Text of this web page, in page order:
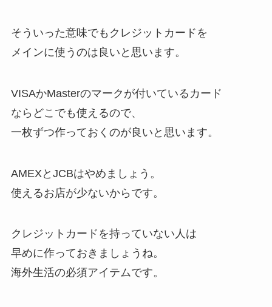
そういった意味でもクレジットカードを
メインに使うのは良いと思います。
VISAかMasterのマークが付いているカード
ならどこでも使えるので、
一枚ずつ作っておくのが良いと思います。
AMEXとJCBはやめましょう。
使えるお店が少ないからです。
クレジットカードを持っていない人は
早めに作っておきましょうね。
海外生活の必須アイテムです。